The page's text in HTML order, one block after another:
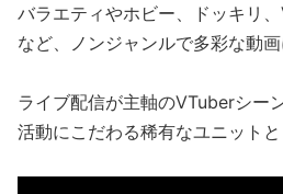
バラエティやホビー、ドッキリ
など、ノンジャンルで多彩な動画
ライブ配信が主軸のVTuberシー
活動にこだわる稀有なユニットと